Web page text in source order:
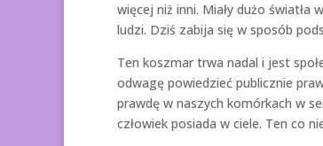
więcej niż inni. Miały dużo
ludzi. Dziś zabija się w sposób
Ten koszmar trwa nadal i jest
odwagę powiedzieć publicznie
prawdę w naszych komórkach w
człowiek posiada w ciele. Ten co